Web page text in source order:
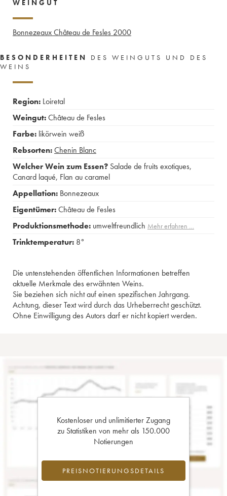
WEINGUT
Bonnezeaux Château de Fesles 2000
BESONDERHEITEN
DES WEINGUTS UND DES
WEINS
Region: Loiretal
Weingut:Château de Fesles
Farbe: likörwein weiß
Rebsorten:Chenin Blanc
Welcher Wein zum Essen? Salade de fruits exotiques,
Canard laqué, Flan au caramel
Appellation: Bonnezeaux
Eigentümer:Château de Fesles
Produktionsmethode: umweltfreundlich Mehr erfahren …
Trinktemperatur: 8°
Die untenstehenden öffentlichen Informationen betreffen
aktuelle Merkmale des erwähnten Weins.
Sie beziehen sich nicht auf einen spezifischen Jahrgang.
Achtung, dieser Text wird durch das Urheberrecht geschützt.
Ohne Einwilligung des Autors darf er nicht kopiert werden.
Kostenloser und unlimitierter Zugang
zu Statistiken von mehr als 150.000
Notierungen
PREISNOTIERUNGSDETAILS